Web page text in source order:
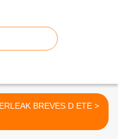
ERLEAK BREVES D ETE >